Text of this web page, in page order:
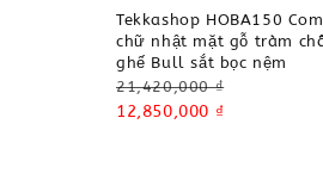
Tekkashop HOBA150
chữ nhật mặt gỗ tràm
ghế Bull sắt bọc nệm
Regular
price
21,420,000 ₫
Sale
12,850,000 ₫